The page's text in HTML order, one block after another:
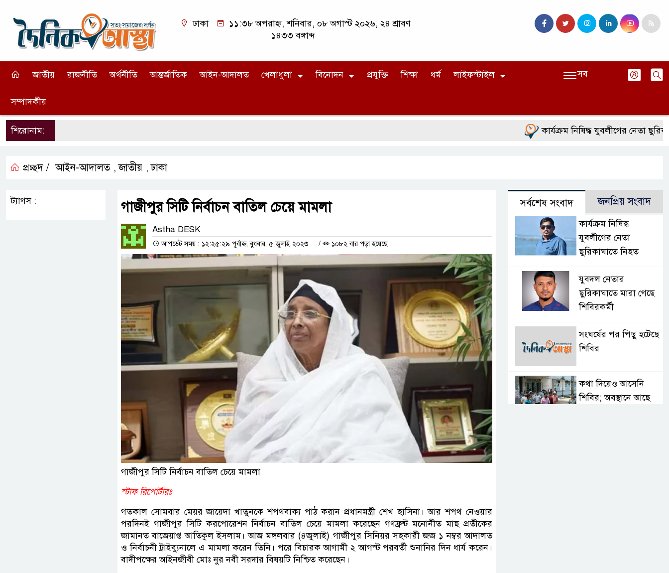
ঢাকা
১১:৩৮ অপরাহ্ন, শনিবার, ০৮ অগাস্ট ২০২৬, ২৪ শ্রাবণ
১৪৩৩ বঙ্গাব্দ
জাতীয় রাজনীতি অর্থনীতি আন্তর্জাতিক আইন-আদালত খেলাধুলা বিনোদন প্রযুক্তি শিক্ষা ধর্ম লাইফস্টাইল
সম্পাদকীয়
সব
শিরোনাম: কার্যক্রম নিষিদ্ধ যুবলীগের নেতা ছুরিকাঘাতে
প্রচ্ছদ / আইন-আদালত ,জাতীয় ,ঢাকা
গাজীপুর সিটি নির্বাচন বাতিল চেয়ে মামলা
Astha DESK
আপডেট সময় : ১২:২৫:২৯ পূর্বাহ্ন, বুধবার, ৫ জুলাই ২০২৩ / ১০৮২ বার পড়া হয়েছে
গাজীপুর সিটি নির্বাচন বাতিল চেয়ে মামলা
স্টাফ রিপোর্টারঃ
গতকাল সোমবার মেয়র জায়েদা খাতুনকে শপথবাক্য পাঠ করান প্রধানমন্ত্রী শেখ হাসিনা। আর শপথ নেওয়ার
পরদিনই গাজীপুর সিটি করপোরেশন নির্বাচন বাতিল চেয়ে মামলা করেছেন গণফ্রন্ট মনোনীত মাছ প্রতীকের
জামানত বাজেয়াপ্ত আতিকুল ইসলাম। আজ মঙ্গলবার (৪জুলাই) গাজীপুর সিনিয়র সহকারী জজ ১ নম্বর আদালত
ও নির্বাচনী ট্রাইব্যুনালে এ মামলা করেন তিনি। পরে বিচারক আগামী ২ আগস্ট পরবর্তী শুনানির দিন ধার্য করেন।
বাদীপক্ষের আইনজীবী মোঃ নুর নবী সরদার বিষয়টি নিশ্চিত করেছেন।
ট্যাগস : সর্বশেষ সংবাদ জনপ্রিয় সংবাদ
কার্যক্রম নিষিদ্ধ
যুবলীগের নেতা
ছুরিকাঘাতে নিহত
যুবদল নেতার
ছুরিকাঘাতে মারা গেছে
শিবিরকর্মী
সংঘর্ষের পর পিছু হটেছে
শিবির
কথা দিয়েও আসেনি
শিবির; অবস্থানে আছে